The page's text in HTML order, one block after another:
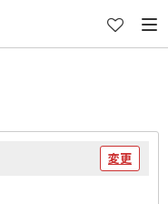
変更